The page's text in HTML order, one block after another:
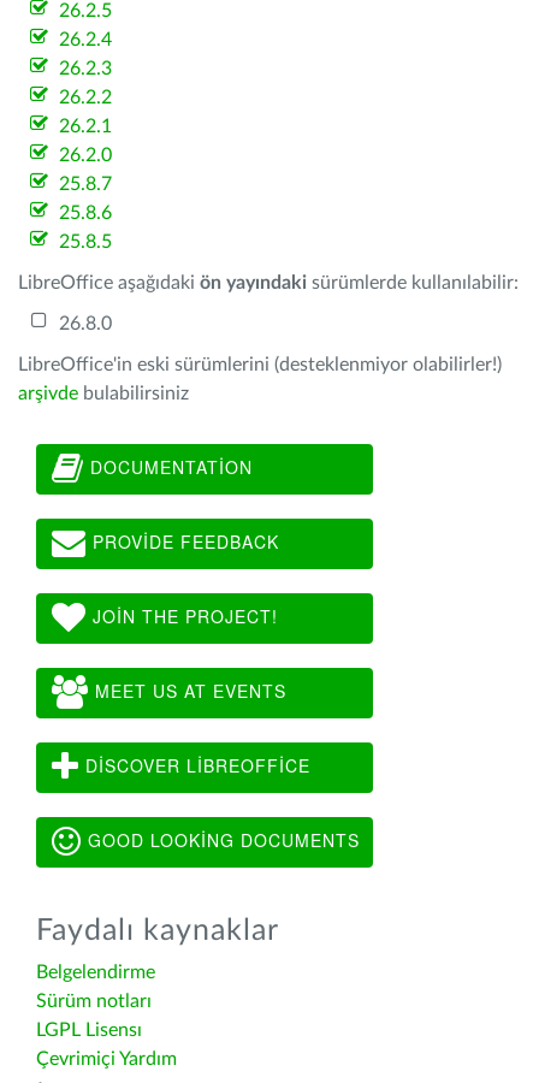
26.2.5
26.2.4
26.2.3
26.2.2
26.2.1
26.2.0
25.8.7
25.8.6
25.8.5
LibreOffice aşağıdaki ön yayındaki sürümlerde kullanılabilir:
26.8.0
LibreOffice'in eski sürümlerini (desteklenmiyor olabilirler!)
arşivde bulabilirsiniz
DOCUMENTATION
PROVIDE FEEDBACK
JOIN THE PROJECT!
MEET US AT EVENTS
DISCOVER LIBREOFFICE
GOOD LOOKING DOCUMENTS
Faydalı kaynaklar
Belgelendirme
Sürüm notları
LGPL Lisensı
Çevrimiçi Yardım